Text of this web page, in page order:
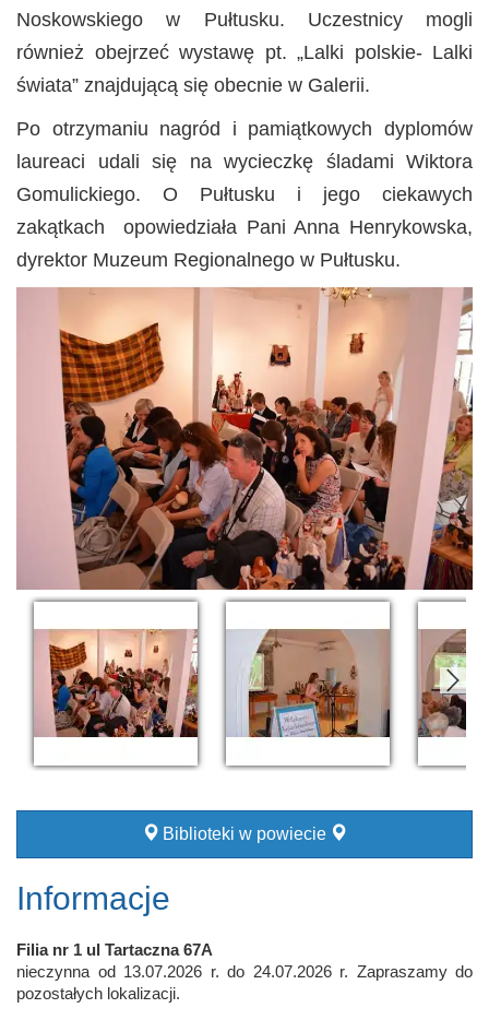
Noskowskiego w Pułtusku. Uczestnicy mogli
również obejrzeć wystawę pt. „Lalki polskie- Lalki
świata” znajdującą się obecnie w Galerii.
Po otrzymaniu nagród i pamiątkowych dyplomów
laureaci udali się na wycieczkę śladami Wiktora
Gomulickiego. O Pułtusku i jego ciekawych
zakątkach opowiedziała Pani Anna Henrykowska,
dyrektor Muzeum Regionalnego w Pułtusku.
Biblioteki w powiecie
Informacje
Filia nr 1 ul Tartaczna 67A
nieczynna od 13.07.2026 r. do 24.07.2026 r. Zapraszamy do
pozostałych lokalizacji.